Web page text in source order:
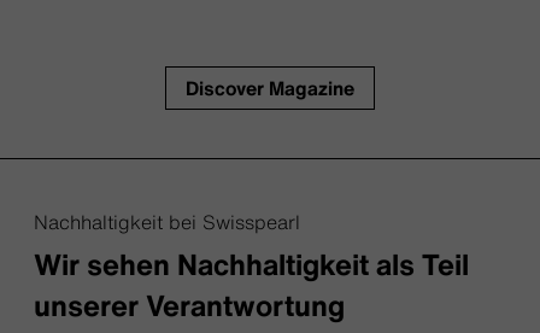
Discover Magazine
Nachhaltigkeit bei Swisspearl
Wir sehen Nachhaltigkeit als Teil
unserer Verantwortung